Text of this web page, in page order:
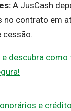
A JusCash
no contrato em
cessão.
e descubra como